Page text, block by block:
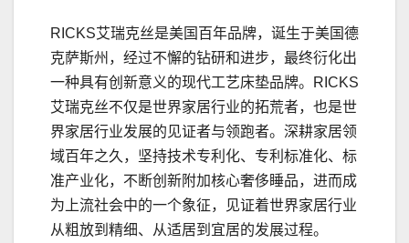
RICKS艾瑞克丝是美国百年品牌，诞生于美国德
克萨斯州，经过不懈的钻研和进步，最终衍化出
一种具有创新意义的现代工艺床垫品牌。RICKS
艾瑞克丝不仅是世界家居行业的拓荒者，也是世
界家居行业发展的见证者与领跑者。深耕家居领
域百年之久，坚持技术专利化、专利标准化、标
准产业化，不断创新附加核心奢侈睡品，进而成
为上流社会中的一个象征，见证着世界家居行业
从粗放到精细、从适居到宜居的发展过程。